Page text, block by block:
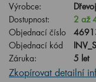
Výrobce:
Dostupnost:
2 až
Objednací číslo
Objednací kód
Záruka:
5 let
Zkopírovat detailní